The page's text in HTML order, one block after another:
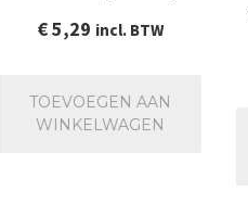
€5,29 incl. BTW
TOEVOEGEN AAN
WINKELWAGEN